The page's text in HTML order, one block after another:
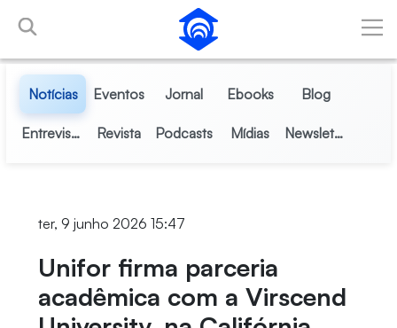
Skip to Main Content
Notícias Eventos Jornal Ebooks Blog
Entrevistas Revista Podcasts Mídias Newsletter
ter, 9 junho 2026 15:47
Unifor firma parceria
acadêmica com a Virscend